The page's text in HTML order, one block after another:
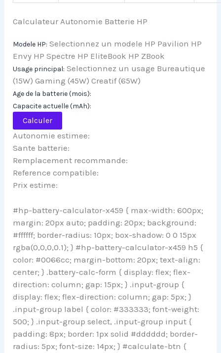
Calculateur Autonomie Batterie HP
Modele HP: Selectionnez un modele HP Pavilion HP
Envy HP Spectre HP EliteBook HP ZBook
Usage principal: Selectionnez un usage Bureautique
(15W) Gaming (45W) Creatif (65W)
Age de la batterie (mois):
Capacite actuelle (mAh):
Calculer
Autonomie estimee:
Sante batterie:
Remplacement recommande:
Reference compatible:
Prix estime:
#hp-battery-calculator-x459 { max-width: 600px;
margin: 20px auto; padding: 20px; background:
#ffffff; border-radius: 10px; box-shadow: 0 0 15px
rgba(0,0,0,0.1); } #hp-battery-calculator-x459 h5 {
color: #0066cc; margin-bottom: 20px; text-align:
center; } .battery-calc-form { display: flex; flex-
direction: column; gap: 15px; } .input-group {
display: flex; flex-direction: column; gap: 5px; }
.input-group label { color: #333333; font-weight:
500; } .input-group select, .input-group input {
padding: 8px; border: 1px solid #dddddd; border-
radius: 5px; font-size: 14px; } #calculate-btn {